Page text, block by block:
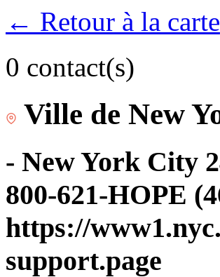
← Retour à la carte
0 contact(s)
Ville de New
- New York City
800-621-HOPE
https://
support.page